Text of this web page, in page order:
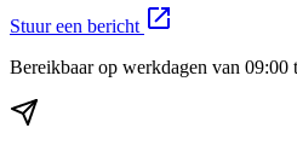
Stuur een bericht
Bereikbaar op werkdagen van 09:00